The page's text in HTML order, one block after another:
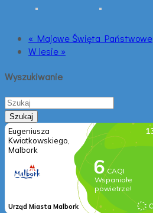
« Majowe Święta Państwowe
W lesie »
Wyszukiwanie